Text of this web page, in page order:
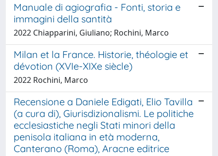
Manuale di agiografia - Fonti, storia e
immagini della santità
2022 Chiapparini, Giuliano; Rochini, Marco
Milan et la France. Historie, théologie et
dévotion (XVIe-XIXe siècle)
2022 Rochini, Marco
Recensione a Daniele Edigati, Elio Tavilla
(a cura di), Giurisdizionalismi. Le politiche
ecclesiastiche negli Stati minori della
penisola italiana in età moderna,
Canterano (Roma), Aracne editrice